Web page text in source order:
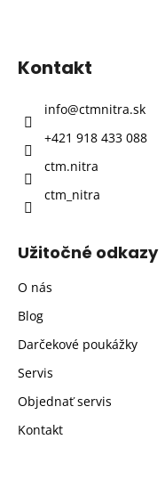
Kontakt
info@ctmnitra.sk
+421 918 433 088
ctm.nitra
ctm_nitra
Užitočné odkazy
O nás
Blog
Darčekové poukážky
Servis
Objednať servis
Kontakt